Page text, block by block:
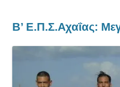
Β’ Ε.Π.Σ.Αχαΐας: